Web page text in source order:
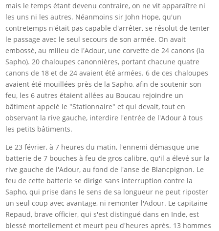
mais le temps étant devenu contraire, on ne vit apparaître ni
les uns ni les autres. Néanmoins sir John Hope, qu'un
contretemps n'était pas capable d'arrêter, se résolut de tenter
le passage avec le seul secours de son armée. On avait
embossé, au milieu de l'Adour, une corvette de 24 canons (la
Sapho). 20 chaloupes canonnières, portant chacune quatre
canons de 18 et de 24 avaient été armées. 6 de ces chaloupes
avaient été mouillées près de la Sapho, afin de soutenir son
feu, les 6 autres étaient allées au Boucau rejoindre un
bâtiment appelé le "Stationnaire" et qui devait, tout en
observant la rive gauche, interdire l'entrée de l'Adour à tous
les petits bâtiments.
Le 23 février, à 7 heures du matin, l'ennemi démasque une
batterie de 7 bouches à feu de gros calibre, qu'il a élevé sur la
rive gauche de l'Adour, au fond de l'anse de Blancpignon. Le
feu de cette batterie se dirige sans interruption contre la
Sapho, qui prise dans le sens de sa longueur ne peut riposter
un seul coup avec avantage, ni remonter l'Adour. Le capitaine
Repaud, brave officier, qui s'est distingué dans en Inde, est
blessé mortellement et meurt peu d'heures après. 13 hommes